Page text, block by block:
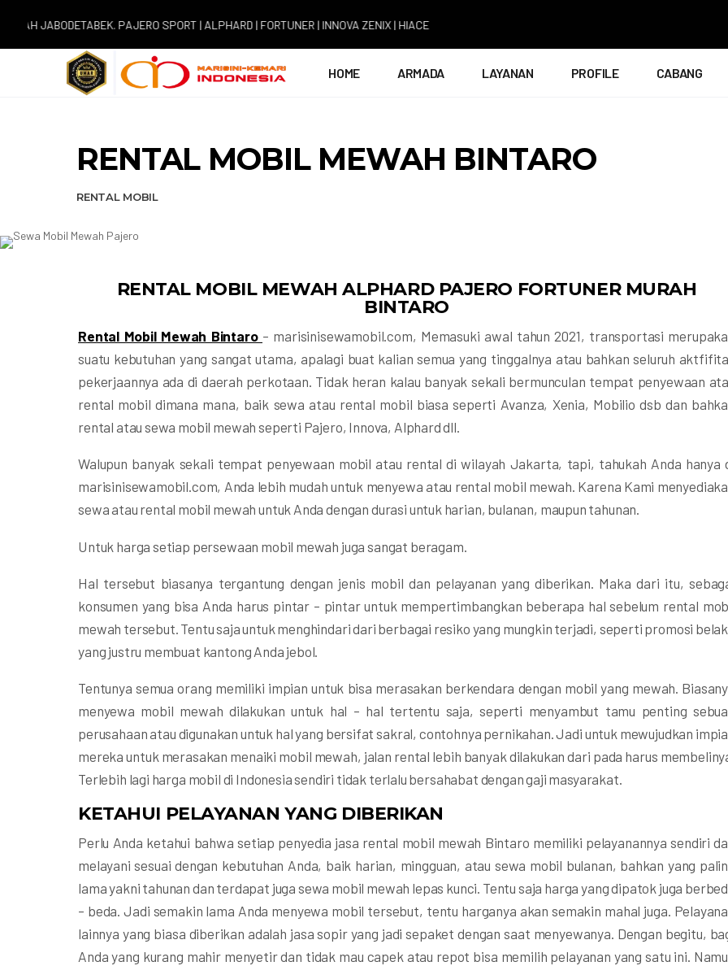
PAJERO SPORT | ALPHARD | FORTUNER | INNOVA ZENIX | HIACE
HOME ARMADA LAYANAN PROFILE CABANG
RENTAL MOBIL MEWAH BINTARO
RENTAL MOBIL
RENTAL MOBIL MEWAH ALPHARD PAJERO FORTUNER MURAH
BINTARO
Rental Mobil Mewah Bintaro – marisinisewamobil.com, Memasuki awal tahun 2021, transportasi
suatu kebutuhan yang sangat utama, apalagi buat kalian semua yang tinggalnya atau bahkan seluruh
pekerjaannya ada di daerah perkotaan. Tidak heran kalau banyak sekali bermunculan tempat penyewaan
rental mobil dimana mana, baik sewa atau rental mobil biasa seperti Avanza, Xenia, Mobilio dsb dan
rental atau sewa mobil mewah seperti Pajero, Innova, Alphard dll.
Walupun banyak sekali tempat penyewaan mobil atau rental di wilayah Jakarta, tapi, tahukah Anda hanya
marisinisewamobil.com, Anda lebih mudah untuk menyewa atau rental mobil mewah. Karena Kami
sewa atau rental mobil mewah untuk Anda dengan durasi untuk harian, bulanan, maupun tahunan.
Untuk harga setiap persewaan mobil mewah juga sangat beragam.
Hal tersebut biasanya tergantung dengan jenis mobil dan pelayanan yang diberikan. Maka dari itu,
konsumen yang bisa Anda harus pintar – pintar untuk mempertimbangkan beberapa hal sebelum rental
mewah tersebut. Tentu saja untuk menghindari dari berbagai resiko yang mungkin terjadi, seperti promosi
yang justru membuat kantong Anda jebol.
Tentunya semua orang memiliki impian untuk bisa merasakan berkendara dengan mobil yang mewah.
menyewa mobil mewah dilakukan untuk hal – hal tertentu saja, seperti menyambut tamu penting
perusahaan atau digunakan untuk hal yang bersifat sakral, contohnya pernikahan. Jadi untuk mewujudkan
mereka untuk merasakan menaiki mobil mewah, jalan rental lebih banyak dilakukan dari pada harus
Terlebih lagi harga mobil di Indonesia sendiri tidak terlalu bersahabat dengan gaji masyarakat.
KETAHUI PELAYANAN YANG DIBERIKAN
Perlu Anda ketahui bahwa setiap penyedia jasa rental mobil mewah Bintaro memiliki pelayanannya sendiri
melayani sesuai dengan kebutuhan Anda, baik harian, mingguan, atau sewa mobil bulanan, bahkan yang
lama yakni tahunan dan terdapat juga sewa mobil mewah lepas kunci. Tentu saja harga yang dipatok juga
– beda. Jadi semakin lama Anda menyewa mobil tersebut, tentu harganya akan semakin mahal juga.
lainnya yang biasa diberikan adalah jasa sopir yang jadi sepaket dengan saat menyewanya. Dengan begitu,
Anda yang kurang mahir menyetir dan tidak mau capek atau repot bisa memilih pelayanan yang satu ini.